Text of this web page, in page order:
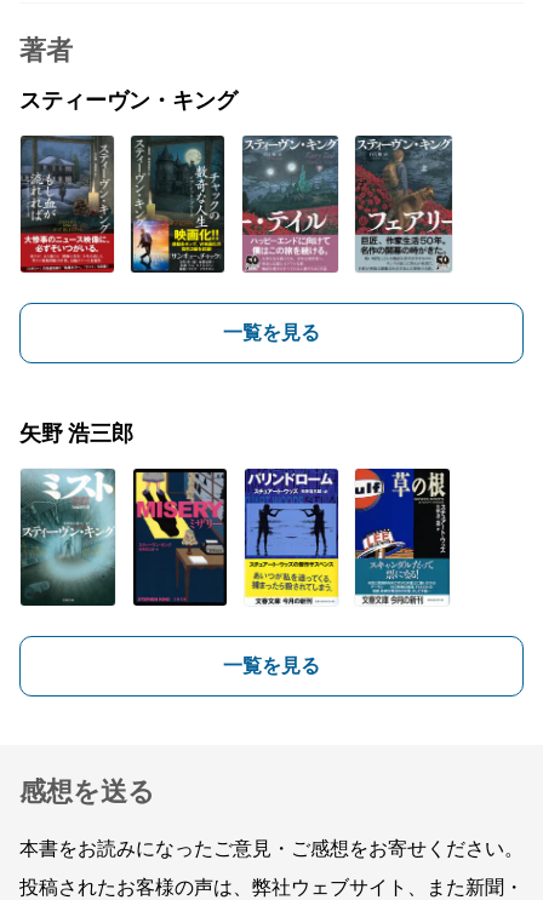
著者
スティーヴン・キング
一覧を見る
矢野 浩三郎
一覧を見る
感想を送る
本書をお読みになったご意見・ご感想をお寄せください。
投稿されたお客様の声は、弊社ウェブサイト、また新聞・